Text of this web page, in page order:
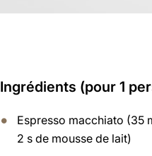
Ingrédients (pour 1
Espresso macchiato (35
2 s de mousse de lait)